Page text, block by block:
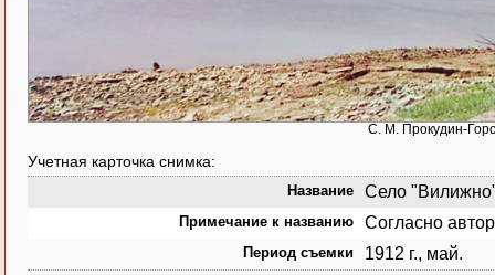
С. М. Прокудин-
Учетная карточка снимка:
Название Село
Примечание к названию Согласно
Период съемки 1912 г., май.